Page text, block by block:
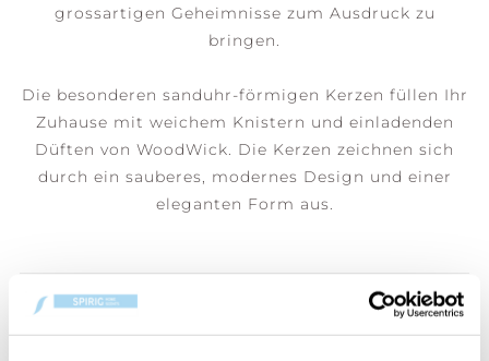
grossartigen Geheimnisse zum Ausdruck zu
bringen.
Die besonderen sanduhr-förmigen Kerzen füllen Ihr
Zuhause mit weichem Knistern und einladenden
Düften von WoodWick. Die Kerzen zeichnen sich
durch ein sauberes, modernes Design und einer
eleganten Form aus.